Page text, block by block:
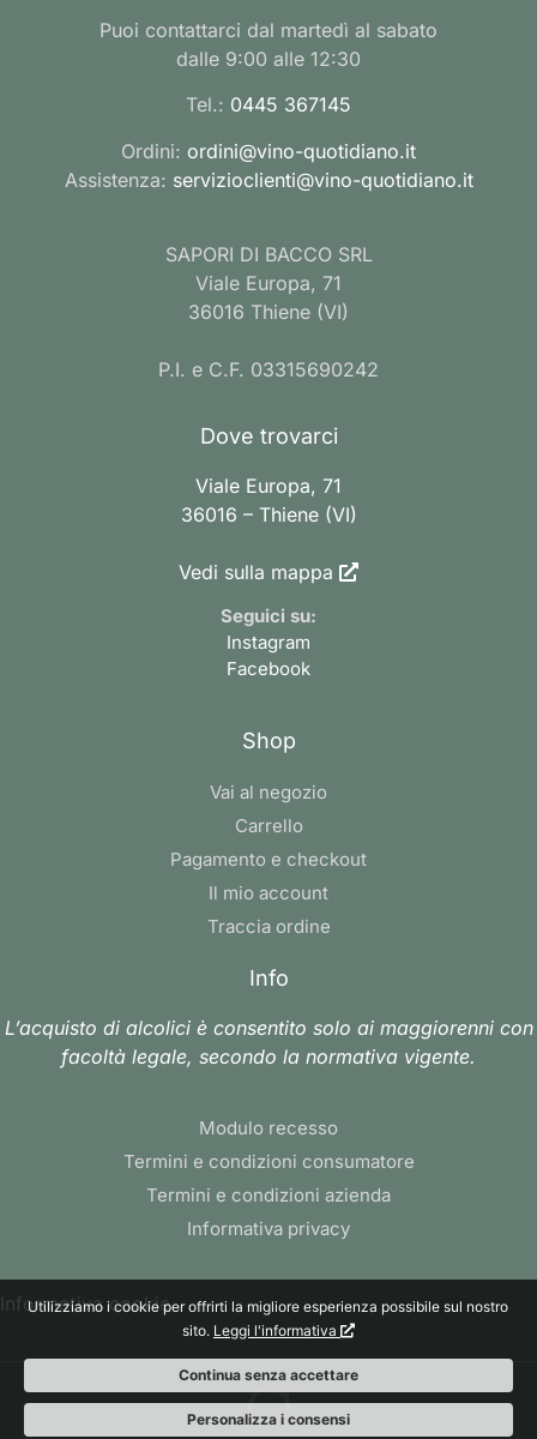
Puoi contattarci dal martedì al sabato
dalle 9:00 alle 12:30
Tel.: 0445 367145
Ordini: ordini@vino-quotidiano.it
Assistenza: servizioclienti@vino-quotidiano.it
SAPORI DI BACCO SRL
Viale Europa, 71
36016 Thiene (VI)
P.I. e C.F. 03315690242
Dove trovarci
Viale Europa, 71
36016 – Thiene (VI)
Vedi sulla mappa
Seguici su:
Instagram
Facebook
Shop
Vai al negozio
Carrello
Pagamento e checkout
Il mio account
Traccia ordine
Info
L’acquisto di alcolici è consentito solo ai maggiorenni con
facoltà legale, secondo la normativa vigente.
Modulo recesso
Termini e condizioni consumatore
Termini e condizioni azienda
Informativa privacy
Informativa cookie
Utilizziamo i cookie per offrirti la migliore esperienza possibile sul nostro
sito. Leggi l'informativa
Continua senza accettare
Personalizza i consensi